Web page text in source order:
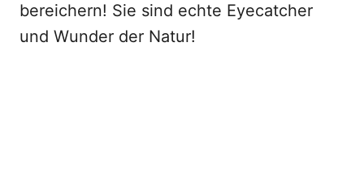
bereichern! Sie sind echte Eyecatcher
und Wunder der Natur!